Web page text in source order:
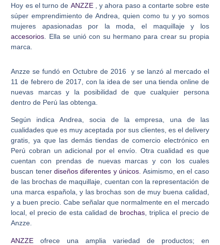
Hoy es el turno de ANZZE , y ahora paso a contarte sobre este
súper emprendimiento de Andrea, quien como tu y yo somos
mujeres apasionadas por la moda, el maquillaje y los
accesorios. Ella se unió con su hermano para crear su propia
marca.
Anzze se fundó en Octubre de 2016 y se lanzó al mercado el
11 de febrero de 2017, con la idea de ser una tienda online de
nuevas marcas y la posibilidad de que cualquier persona
dentro de Perú las obtenga.
Según indica Andrea, socia de la empresa, una de las
cualidades que es muy aceptada por sus clientes, es el delivery
gratis, ya que las demás tiendas de comercio electrónico en
Perú cobran un adicional por el envío. Otra cualidad es que
cuentan con prendas de nuevas marcas y con los cuales
buscan tenerdiseños diferentes y únicos. Asimismo, en el caso
de las brochas de maquillaje, cuentan con la representación de
una marca española, y las brochas son de muy buena calidad,
y a buen precio. Cabe señalar que normalmente en el mercado
local, el precio de esta calidad de brochas, triplica el precio de
Anzze.
ANZZE ofrece una amplia variedad de productos; en